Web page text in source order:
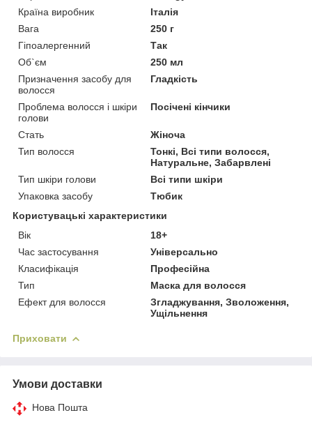
Країна виробник
Італія
Вага
250 г
Гіпоалергенний
Так
Об`єм
250 мл
Призначення засобу для
волосся
Гладкість
Проблема волосся і шкіри
голови
Посічені кінчики
Стать
Жіноча
Тип волосся
Тонкі, Всі типи волосся,
Натуральне, Забарвлені
Тип шкіри голови
Всі типи шкіри
Упаковка засобу
Тюбик
Користувацькі характеристики
Вік
18+
Час застосування
Універсально
Класифікація
Професійна
Тип
Маска для волосся
Ефект для волосся
Згладжування, Зволоження,
Ущільнення
Приховати
Умови доставки
Нова Пошта